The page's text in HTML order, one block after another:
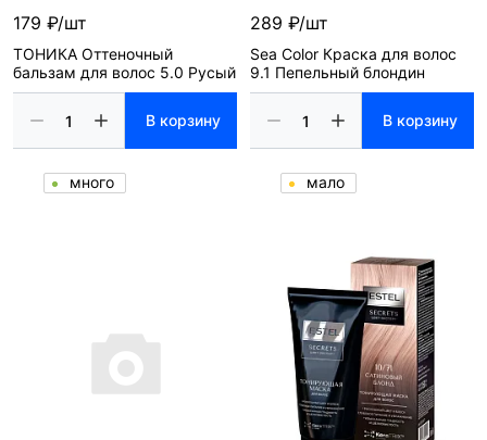
179 ₽/шт
ТОНИКА Оттеночный
бальзам для волос 5.0 Русый
В корзину
много
289 ₽/шт
Sea Color Краска для волос
9.1 Пепельный блондин
В корзину
мало